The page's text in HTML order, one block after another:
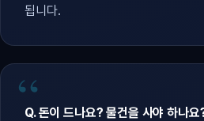
됩니다.
Q. 돈이 드나요? 물건을 사야 하나요